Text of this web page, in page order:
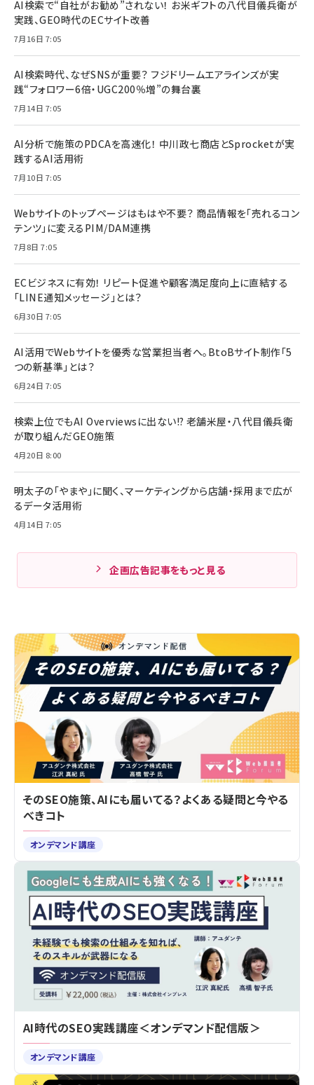
AI検索で“自社がお勧め”されない！ お米ギフトの八代目儀兵衛が
実践、GEO時代のECサイト改善
7月16日 7:05
AI検索時代、なぜSNSが重要？ フジドリームエアラインズが実
践“フォロワー6倍・UGC200％増”の舞台裏
7月14日 7:05
AI分析で施策のPDCAを高速化！ 中川政七商店とSprocketが実
践するAI活用術
7月10日 7:05
Webサイトのトップページはもはや不要？ 商品情報を「売れるコン
テンツ」に変えるPIM/DAM連携
7月8日 7:05
ECビジネスに有効！ リピート促進や顧客満足度向上に直結する
「LINE通知メッセージ」とは？
6月30日 7:05
AI活用でWebサイトを優秀な営業担当者へ。BtoBサイト制作「5
つの新基準」とは？
6月24日 7:05
検索上位でもAI Overviewsに出ない!? 老舗米屋・八代目儀兵衛
が取り組んだGEO施策
4月20日 8:00
明太子の「やまや」に聞く、マーケティングから店舗・採用まで広が
るデータ活用術
4月14日 7:05
企画広告記事をもっと見る
そのSEO施策、AIにも届いてる？よくある疑問と今やる
べきコト
オンデマンド講座
AI時代のSEO実践講座＜オンデマンド配信版＞
オンデマンド講座